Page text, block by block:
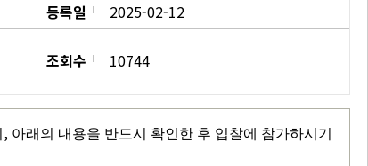
등록일 2025-02-12
조회수 10744
, 아래의 내용을 반드시 확인한 후 입찰에 참가하시기